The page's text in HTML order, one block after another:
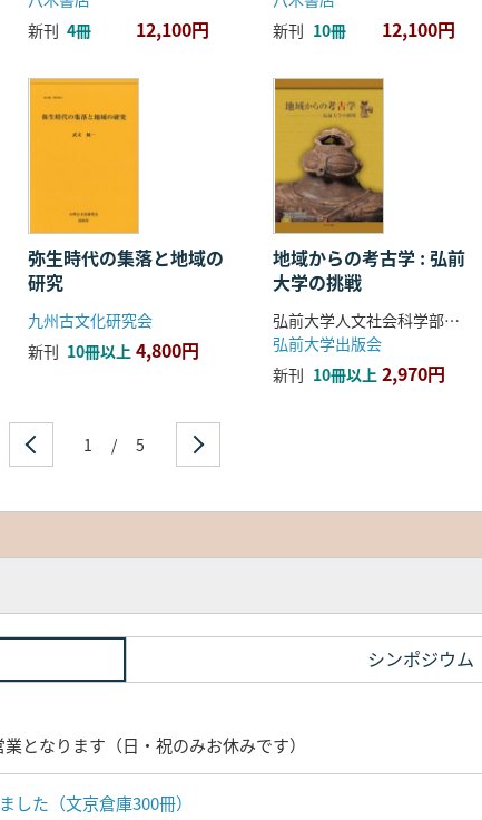
新刊 4冊 12,100円
新刊 10冊 12,100円
弥生時代の集落と地域の
研究
九州古文化研究会
新刊 10冊以上 4,800円
地域からの考古学 : 弘前
大学の挑戦
弘前大学人文社会科学部北日本考古学研究センター 編
弘前大学出版会
新刊 10冊以上 2,970円
1 / 5
シンポジウム
となります（日・祝のみお休みです）
た（文京倉庫300冊）